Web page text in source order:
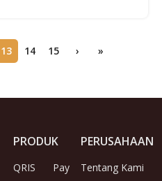
13 14 15 › »
PRODUK
QRIS
Pay
PERUSAHAAN
Tentang Kami